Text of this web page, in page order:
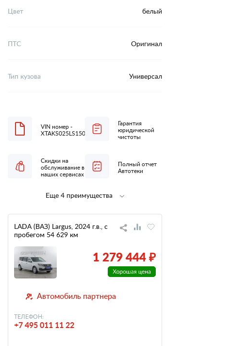
Цвет белый
ПТС Оригинал
Тип кузова Универсал
VIN номер -
XTAKS025LS1507810
Гарантия
юридической
чистоты
Скидки на
обслуживание в
наших сервисах
Полный отчет
Автотеки
Полная
не участвовал
в ДТП
Еще 4 преимущества
LADA (ВАЗ) Largus, 2024 г.в., с
пробегом 54 629 км
1 279 444 ₽
Автомобиль партнера
ТЕЛЕФОН:
+7 495 011 11 22